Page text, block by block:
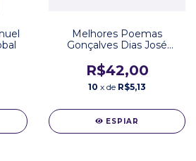
Melhores Poemas
Gonçalves Dias José
Global
R$42,00
10 x de R$5,13
ESPIAR